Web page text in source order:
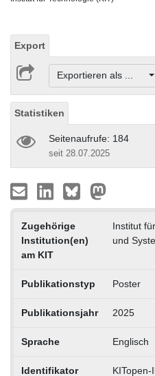
Export
Exportieren als ...
Statistiken
Seitenaufrufe: 184
seit 28.07.2025
Zugehörige
Institution(en)
am KIT
Institut
und
Publikationstyp Poster
Publikationsjahr 2025
Sprache Englisch
Identifikator KITopen-